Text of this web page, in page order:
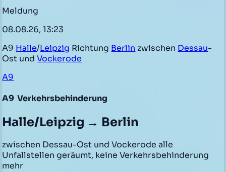
Meldung
08.08.26, 13:23
A9 Halle/Leipzig Richtung Berlin zwischen Dessau-
Ost undVockerode
A9
A9 Verkehrsbehinderung
Halle/Leipzig → Berlin
zwischen Dessau-Ost und Vockerode alle
Unfallstellen geräumt, keine Verkehrsbehinderung
mehr